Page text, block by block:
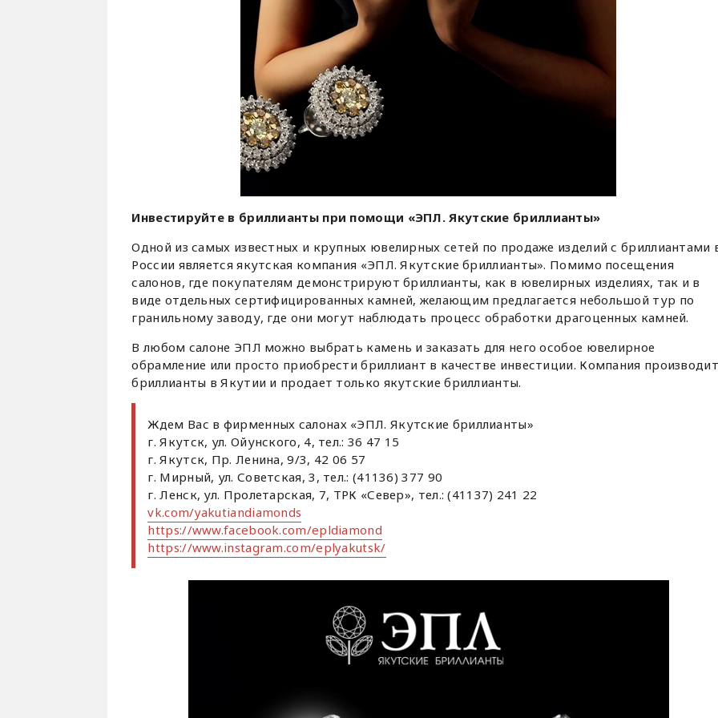
Инвестируйте в бриллианты при помощи «ЭПЛ. Якутские бриллианты»
Одной из самых известных и крупных ювелирных сетей по продаже изделий с бриллиантами
России является якутская компания «ЭПЛ. Якутские бриллианты». Помимо посещения
салонов, где покупателям демонстрируют бриллианты, как в ювелирных изделиях, так и в
виде отдельных сертифицированных камней, желающим предлагается небольшой тур по
гранильному заводу, где они могут наблюдать процесс обработки драгоценных камней.
В любом салоне ЭПЛ можно выбрать камень и заказать для него особое ювелирное
обрамление или просто приобрести бриллиант в качестве инвестиции. Компания производит
бриллианты в Якутии и продает только якутские бриллианты.
Ждем Вас в фирменных салонах «ЭПЛ. Якутские бриллианты»
г. Якутск, ул. Ойунского, 4, тел.: 36 47 15
г. Якутск, Пр. Ленина, 9/3, 42 06 57
г. Мирный, ул. Советская, 3, тел.: (41136) 377 90
г. Ленск, ул. Пролетарская, 7, ТРК «Север», тел.: (41137) 241 22
vk.com/yakutiandiamonds
https://www.facebook.com/epldiamond
https://www.instagram.com/eplyakutsk/